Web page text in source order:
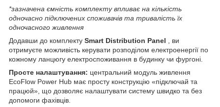
*зазначена ємність комплекту впливає на кількість
одночасно підключених споживачів та тривалість їх
одночасного живлення
Додавши до комплекту Smart Distribution Panel , ви
отримуєте можливість керувати розподілом електроенергії по
кожному ланцюгу електроспоживання в будинку чи фургоні.
Просте налаштування: центральний модуль живлення
EcoFlow Power Hub має просту конструкцію «підключай та
працюй», що дозволяє налаштувати систему швидко та без
допомоги фахівців.